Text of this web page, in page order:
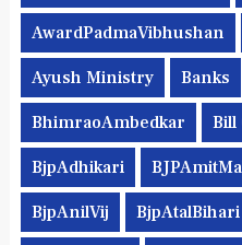
AwardPadmaVibhushan
Ayush Ministry Banks
BhimraoAmbedkar Bill
BjpAdhikari
BjpAnilVij BjpAtalBihari